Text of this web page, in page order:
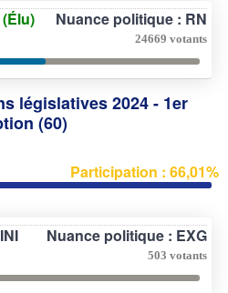
(Élu) Nuance politique : RN
24669 votants
législatives 2024 - 1er
(60)
Participation : 66,01%
Nuance politique : EXG
503 votants